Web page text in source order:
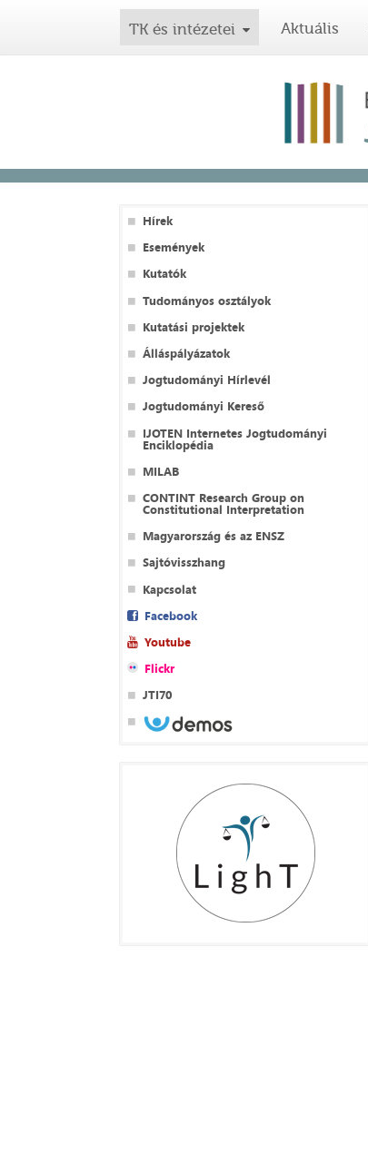
TK és intézetei Aktuális
Hírek
Események
Kutatók
Tudományos osztályok
Kutatási projektek
Álláspályázatok
Jogtudományi Hírlevél
Jogtudományi Kereső
IJOTEN Internetes Jogtudományi
Enciklopédia
MILAB
CONTINT Research Group on
Constitutional Interpretation
Magyarország és az ENSZ
Sajtóvisszhang
Kapcsolat
Facebook
Youtube
Flickr
JTI70